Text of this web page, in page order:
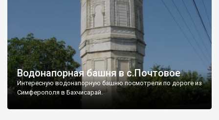
Водонапорная башня в с.Почтовое
Интересную водонапорную башню посмотрели по дороге из
Симферополя в Бахчисарай.